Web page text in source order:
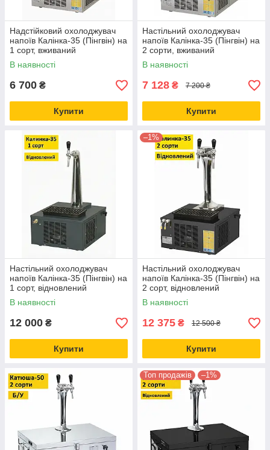
Надстійковий охолоджувач
напоїв Калінка-35 (Пінгвін) на
1 сорт, вживаний
В наявності
6 700 ₴
Купити
Настільний охолоджувач
напоїв Калінка-35 (Пінгвін) на
2 сорти, вживаний
В наявності
7 128 ₴ 7 200 ₴
Купити
Настільний охолоджувач
напоїв Калінка-35 (Пінгвін) на
1 сорт, відновлений
В наявності
12 000 ₴
Купити
–1%
Настільний охолоджувач
напоїв Калінка-35 (Пінгвін) на
2 сорт, відновлений
В наявності
12 375 ₴ 12 500 ₴
Купити
Топ продажів –1%